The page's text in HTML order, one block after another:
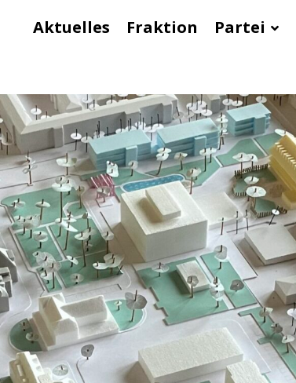
Aktuelles Fraktion Partei